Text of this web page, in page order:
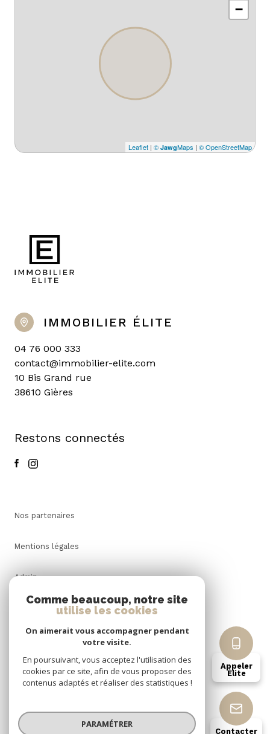
Appeler
Élite
Contacter
−
Leaflet | © JawgMaps | © OpenStreetMap
IMMOBILIER ÉLITE
04 76 000 333
contact@immobilier-elite.com
10 Bis Grand rue
38610 Gières
Restons connectés
Nos partenaires
Mentions légales
Admin
Nos honoraires
Cookies
© 2026 | Tous droits réservés
Comme beaucoup, notre site
utilise les cookies
On aimerait vous accompagner pendant
votre visite.
En poursuivant, vous acceptez l'utilisation des
cookies par ce site, afin de vous proposer des
contenus adaptés et réaliser des statistiques !
PARAMÉTRER